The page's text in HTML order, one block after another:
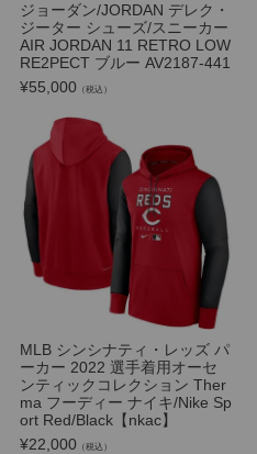
ジョーダン/JORDAN デレク・
ジーター シューズ/スニーカー
AIR JORDAN 11 RETRO LOW
RE2PECT ブルー AV2187-441
¥55,000 （税込）
MLB シンシナティ・レッズ パ
ーカー 2022 選手着用オーセ
ンティックコレクション Ther
ma フーディー ナイキ/Nike Sp
ort Red/Black【nkac】
¥22,000 （税込）